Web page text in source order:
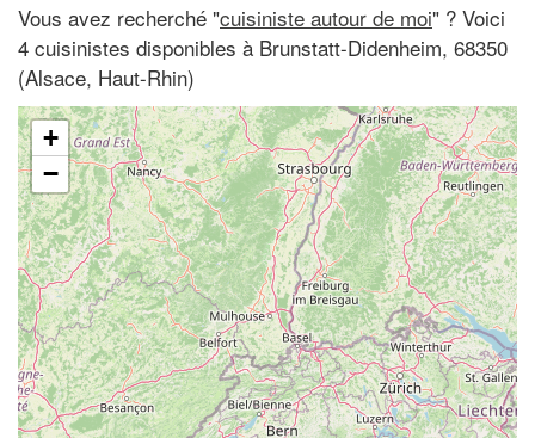
Vous avez recherché "cuisiniste autour de moi" ? Voici
4 cuisinistes disponibles à Brunstatt-Didenheim, 68350
(Alsace, Haut-Rhin)
+
−